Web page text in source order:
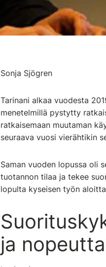
Sonja Sjögren
Tarinani alkaa vuodesta
menetelmillä pystytty
ratkaisemaan muutaman
seuraava vuosi vierähtikin
Saman vuoden lopussa oli
tuotannon tilaa ja tekee
lopulta kyseisen työn
ja nopeutta